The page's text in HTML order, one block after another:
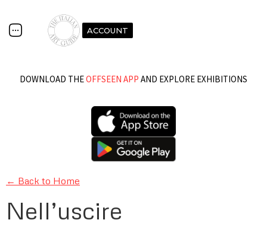
ACCOUNT
DOWNLOAD THEOFFSEEN APP AND EXPLORE EXHIBITIONS
← Back to Home
Nell’uscire